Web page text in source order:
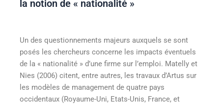
la notion de « nationalité »
Un des questionnements majeurs auxquels se sont
posés les chercheurs concerne les impacts éventuels
de la « nationalité » d’une firme sur l’emploi. Matelly et
Nies (2006) citent, entre autres, les travaux d’Artus sur
les modèles de management de quatre pays
occidentaux (Royaume-Uni, Etats-Unis, France, et